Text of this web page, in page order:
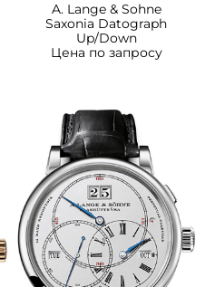
A. Lange & Sohne
Saxonia Datograph
Up/Down
Цена по запросу